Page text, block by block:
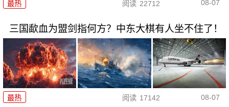
最热 阅读 22712 08-07
三国歃血为盟剑指何方？中东大棋有人坐不住了！
最热 阅读 17142 08-07